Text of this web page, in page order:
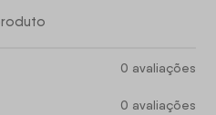
0 avaliações
0 avaliações